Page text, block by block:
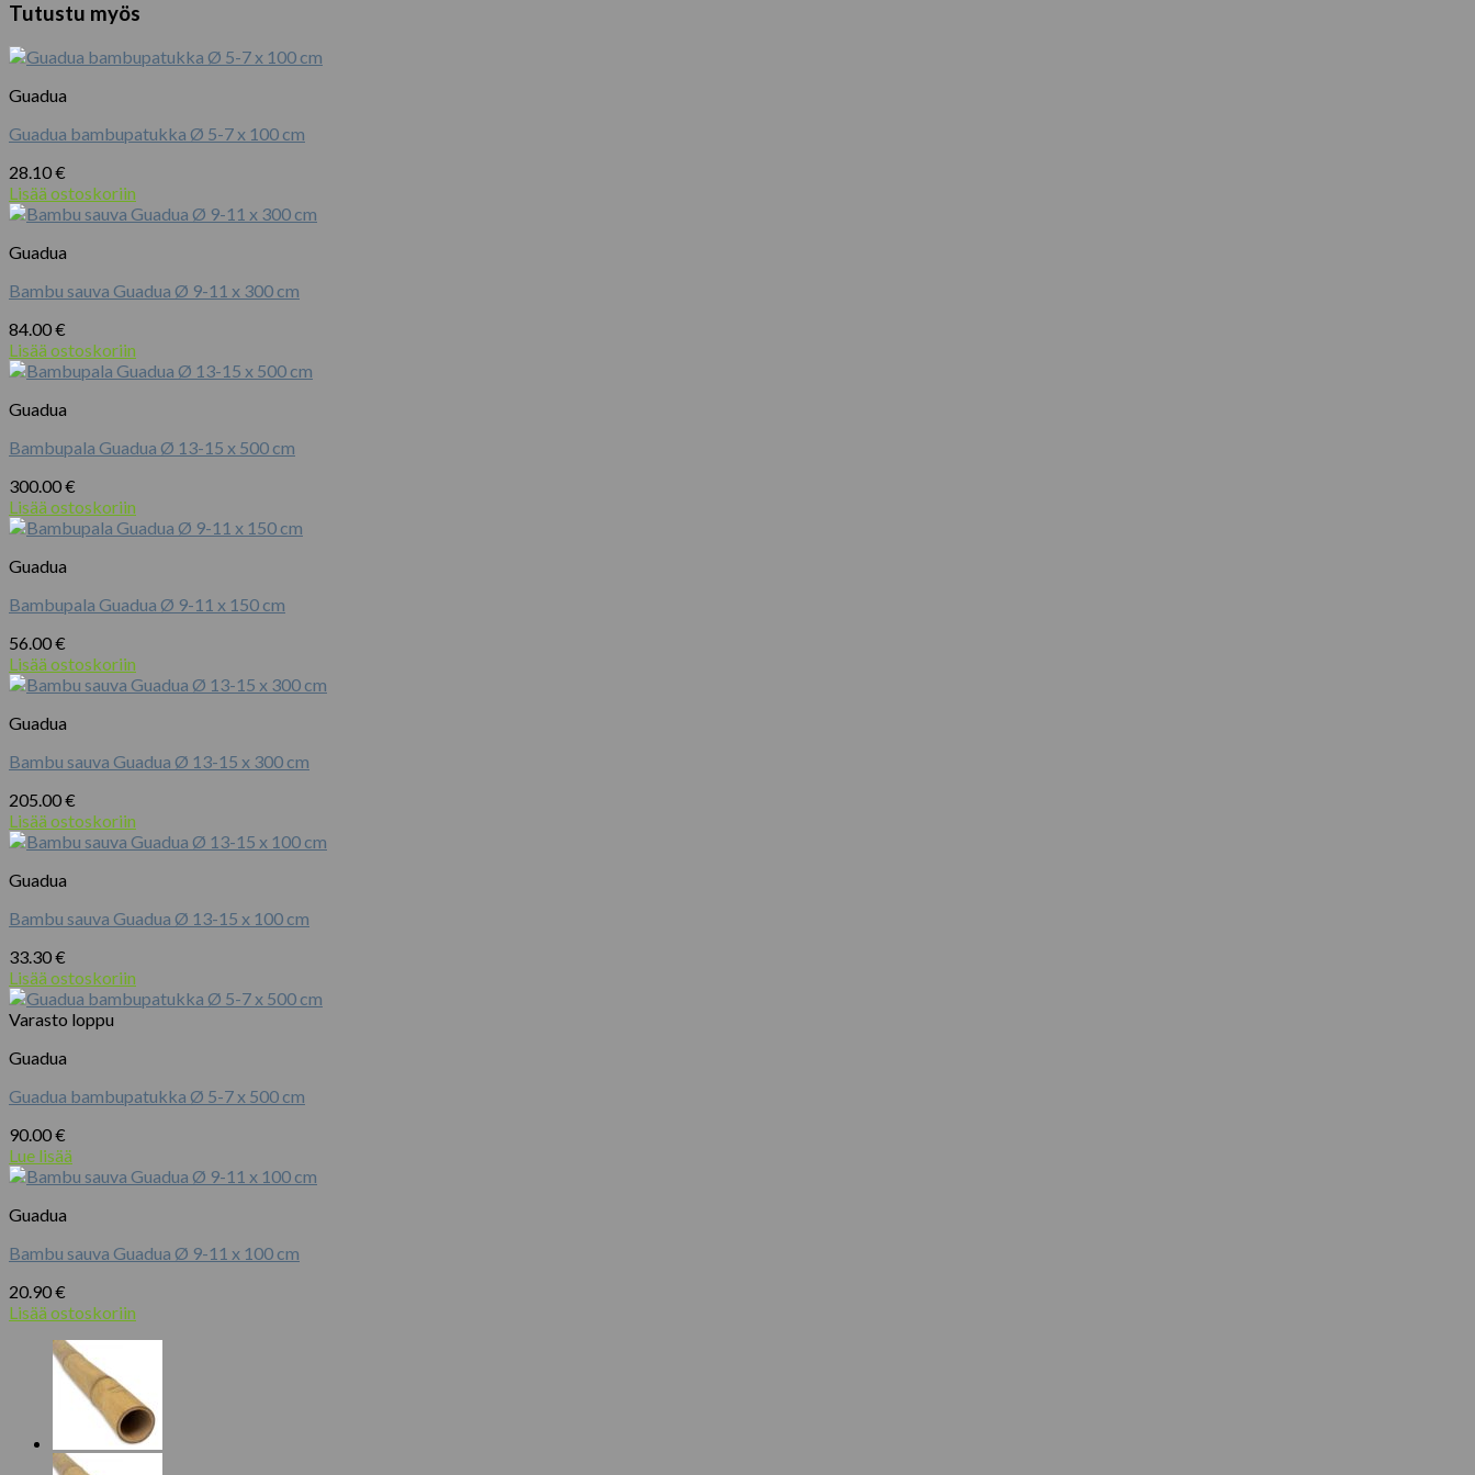
määrä
6
25
Tutustu myös
Guadua
Guadua bambupatukka Ø 5-7 x 100 cm
28.10€
Lisää ostoskoriin
Guadua
Bambu sauva Guadua Ø 9-11 x 300 cm
84.00€
Lisää ostoskoriin
Guadua
Bambupala Guadua Ø 13-15 x 500 cm
300.00€
Lisää ostoskoriin
Guadua
Bambupala Guadua Ø 9-11 x 150 cm
56.00€
Lisää ostoskoriin
Guadua
Bambu sauva Guadua Ø 13-15 x 300 cm
205.00€
Lisää ostoskoriin
Guadua
Bambu sauva Guadua Ø 13-15 x 100 cm
33.30€
Lisää ostoskoriin
Varasto loppu
Guadua
Guadua bambupatukka Ø 5-7 x 500 cm
90.00€
Lue lisää
Guadua
Bambu sauva Guadua Ø 9-11 x 100 cm
20.90€
Lisää ostoskoriin